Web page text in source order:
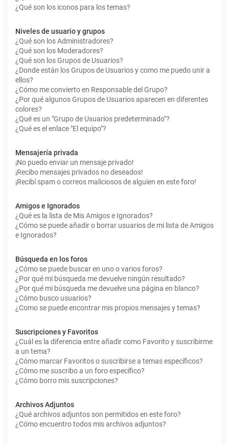
¿Qué son los iconos para los temas?
Niveles de usuario y grupos
¿Qué son los Administradores?
¿Qué son los Moderadores?
¿Qué son los Grupos de Usuarios?
¿Donde están los Grupos de Usuarios y como me puedo unir a
ellos?
¿Cómo me convierto en Responsable del Grupo?
¿Por qué algunos Grupos de Usuarios aparecen en diferentes
colores?
¿Qué es un "Grupo de Usuarios predeterminado"?
¿Qué es el enlace "El equipo"?
Mensajería privada
¡No puedo enviar un mensaje privado!
¡Recibo mensajes privados no deseados!
¡Recibí spam o correos maliciosos de alguien en este foro!
Amigos e Ignorados
¿Qué es la lista de Mis Amigos e Ignorados?
¿Cómo se puede añadir o borrar usuarios de mi lista de Amigos
e Ignorados?
Búsqueda en los foros
¿Cómo se puede buscar en uno o varios foros?
¿Por qué mi búsqueda me devuelve ningún resultado?
¿Por qué mi búsqueda me devuelve una página en blanco?
¿Cómo busco usuarios?
¿Como se puede encontrar mis propios mensajes y temas?
Suscripciones y Favoritos
¿Cuál es la diferencia entre añadir como Favorito y suscribirme
a un tema?
¿Cómo marcar Favoritos o suscribirse a temas específicos?
¿Cómo me suscribo a un foro específico?
¿Cómo borro mis suscripciones?
Archivos Adjuntos
¿Qué archivos adjuntos son permitidos en este foro?
¿Cómo encuentro todos mis archivos adjuntos?